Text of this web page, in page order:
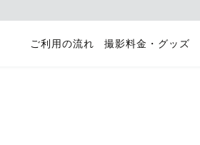
ご利用の流れ 撮影料金・グッズ